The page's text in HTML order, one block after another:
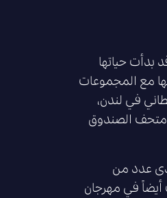
وكانت قد بدأت حياتها
مع المجموعات
في لندن،
الصندوق
عدد من
في مهرجان